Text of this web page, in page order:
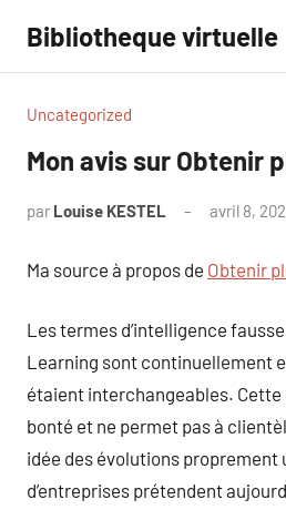
contenu
Bibliotheque virtuelle
Uncategorized
Mon avis sur Obtenir
par Louise KESTEL avril 8,
Ma source à propos de Obtenir
Les termes d’intelligence
Learning sont continuellement
étaient interchangeables. Cette
bonté et ne permet pas à
idée des évolutions
d’entreprises prétendent